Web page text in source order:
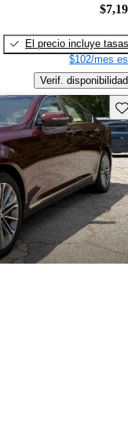
El precio incluye tasas
$102/mes
Verif. disponibilidad